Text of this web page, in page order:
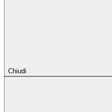
Chiudi